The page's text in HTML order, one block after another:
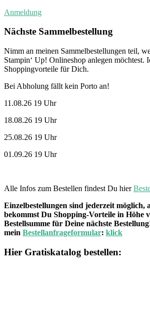
Anmeldung
Nächste Sammelbestellung
Nimm an meinen Sammelbestellungen teil,
Stampin‘ Up! Onlineshop anlegen möchtest.
Shoppingvorteile für Dich.
Bei Abholung fällt kein Porto an!
11.08.26 19 Uhr
18.08.26 19 Uhr
25.08.26 19 Uhr
01.09.26 19 Uhr
Alle Infos zum Bestellen findest Du hier
Einzelbestellungen sind jederzeit möglich,
bekommst Du Shopping-Vorteile in Höhe
Bestellsumme für Deine nächste
mein Bestellanfrageformular: klick
Hier Gratiskatalog bestellen: